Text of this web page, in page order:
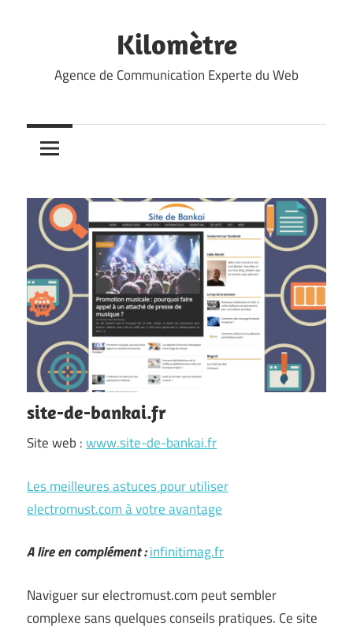
Kilomètre
Agence de Communication Experte du Web
site-de-bankai.fr
Site web :www.site-de-bankai.fr
Les meilleures astuces pour utiliser
electromust.com à votre avantage
A lire en complément :infinitimag.fr
Naviguer sur electromust.com peut sembler
complexe sans quelques conseils pratiques. Ce site